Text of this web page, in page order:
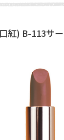
紅) B-113サ